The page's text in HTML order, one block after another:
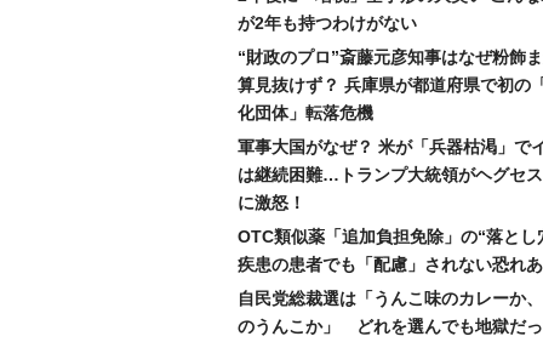
が2年も持つわけがない
“財政のプロ”斎藤元彦知事はなぜ粉飾
算見抜けず？ 兵庫県が都道府県で初の
化団体」転落危機
軍事大国がなぜ？ 米が「兵器枯渇」で
は継続困難…トランプ大統領がヘグセ
に激怒！
OTC類似薬「追加負担免除」の“落と
疾患の患者でも「配慮」されない恐れあ
自民党総裁選は「うんこ味のカレーか
のうんこか」 どれを選んでも地獄だ